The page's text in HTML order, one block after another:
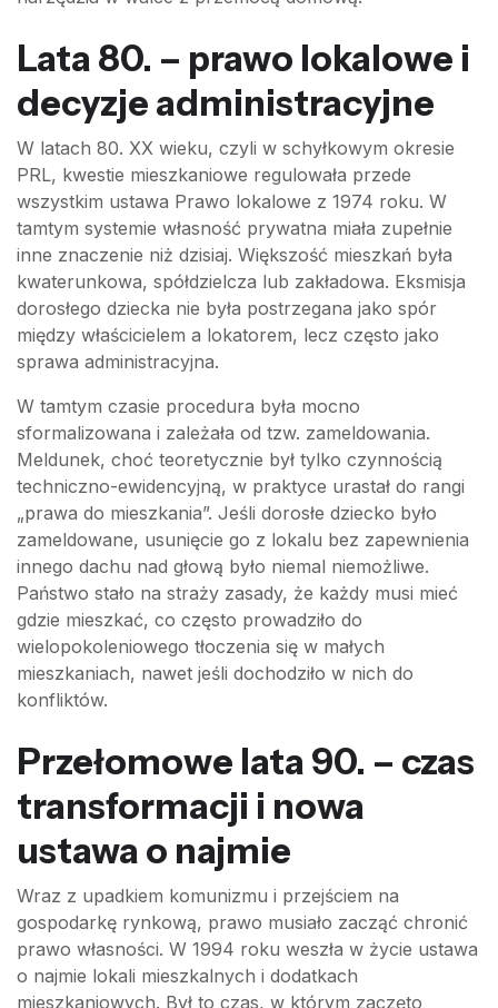
Lata 80. – prawo lokalowe i
decyzje administracyjne
W latach 80. XX wieku, czyli w schyłkowym okresie
PRL, kwestie mieszkaniowe regulowała przede
wszystkim ustawa Prawo lokalowe z 1974 roku. W
tamtym systemie własność prywatna miała zupełnie
inne znaczenie niż dzisiaj. Większość mieszkań była
kwaterunkowa, spółdzielcza lub zakładowa. Eksmisja
dorosłego dziecka nie była postrzegana jako spór
między właścicielem a lokatorem, lecz często jako
sprawa administracyjna.
W tamtym czasie procedura była mocno
sformalizowana i zależała od tzw. zameldowania.
Meldunek, choć teoretycznie był tylko czynnością
techniczno-ewidencyjną, w praktyce urastał do rangi
„prawa do mieszkania”. Jeśli dorosłe dziecko było
zameldowane, usunięcie go z lokalu bez zapewnienia
innego dachu nad głową było niemal niemożliwe.
Państwo stało na straży zasady, że każdy musi mieć
gdzie mieszkać, co często prowadziło do
wielopokoleniowego tłoczenia się w małych
mieszkaniach, nawet jeśli dochodziło w nich do
konfliktów.
Przełomowe lata 90. – czas
transformacji i nowa
ustawa o najmie
Wraz z upadkiem komunizmu i przejściem na
gospodarkę rynkową, prawo musiało zacząć chronić
prawo własności. W 1994 roku weszła w życie ustawa
o najmie lokali mieszkalnych i dodatkach
mieszkaniowych. Był to czas, w którym zaczęto